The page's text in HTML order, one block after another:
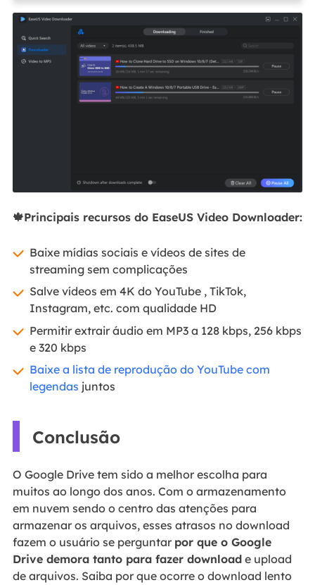
🍁Principais recursos do EaseUS Video Downloader:
Baixe mídias sociais e vídeos de sites de
streaming sem complicações
Salve vídeos em 4K do YouTube , TikTok,
Instagram, etc. com qualidade HD
Permitir extrair áudio em MP3 a 128 kbps, 256 kbps
e 320 kbps
Baixe a lista de reprodução do YouTube com
legendas juntos
Conclusão
O Google Drive tem sido a melhor escolha para
muitos ao longo dos anos. Com o armazenamento
em nuvem sendo o centro das atenções para
armazenar os arquivos, esses atrasos no download
fazem o usuário se perguntar por que o Google
Drive demora tanto para fazer downloade upload
de arquivos. Saiba por que ocorre o download lento